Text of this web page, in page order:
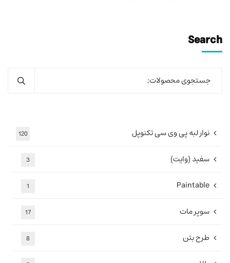
Search
نوار لبه پی وی سی تکنوپل 120
سفید (وایت) 3
Paintable
1
سوپر مات 17
طرح بتن 8